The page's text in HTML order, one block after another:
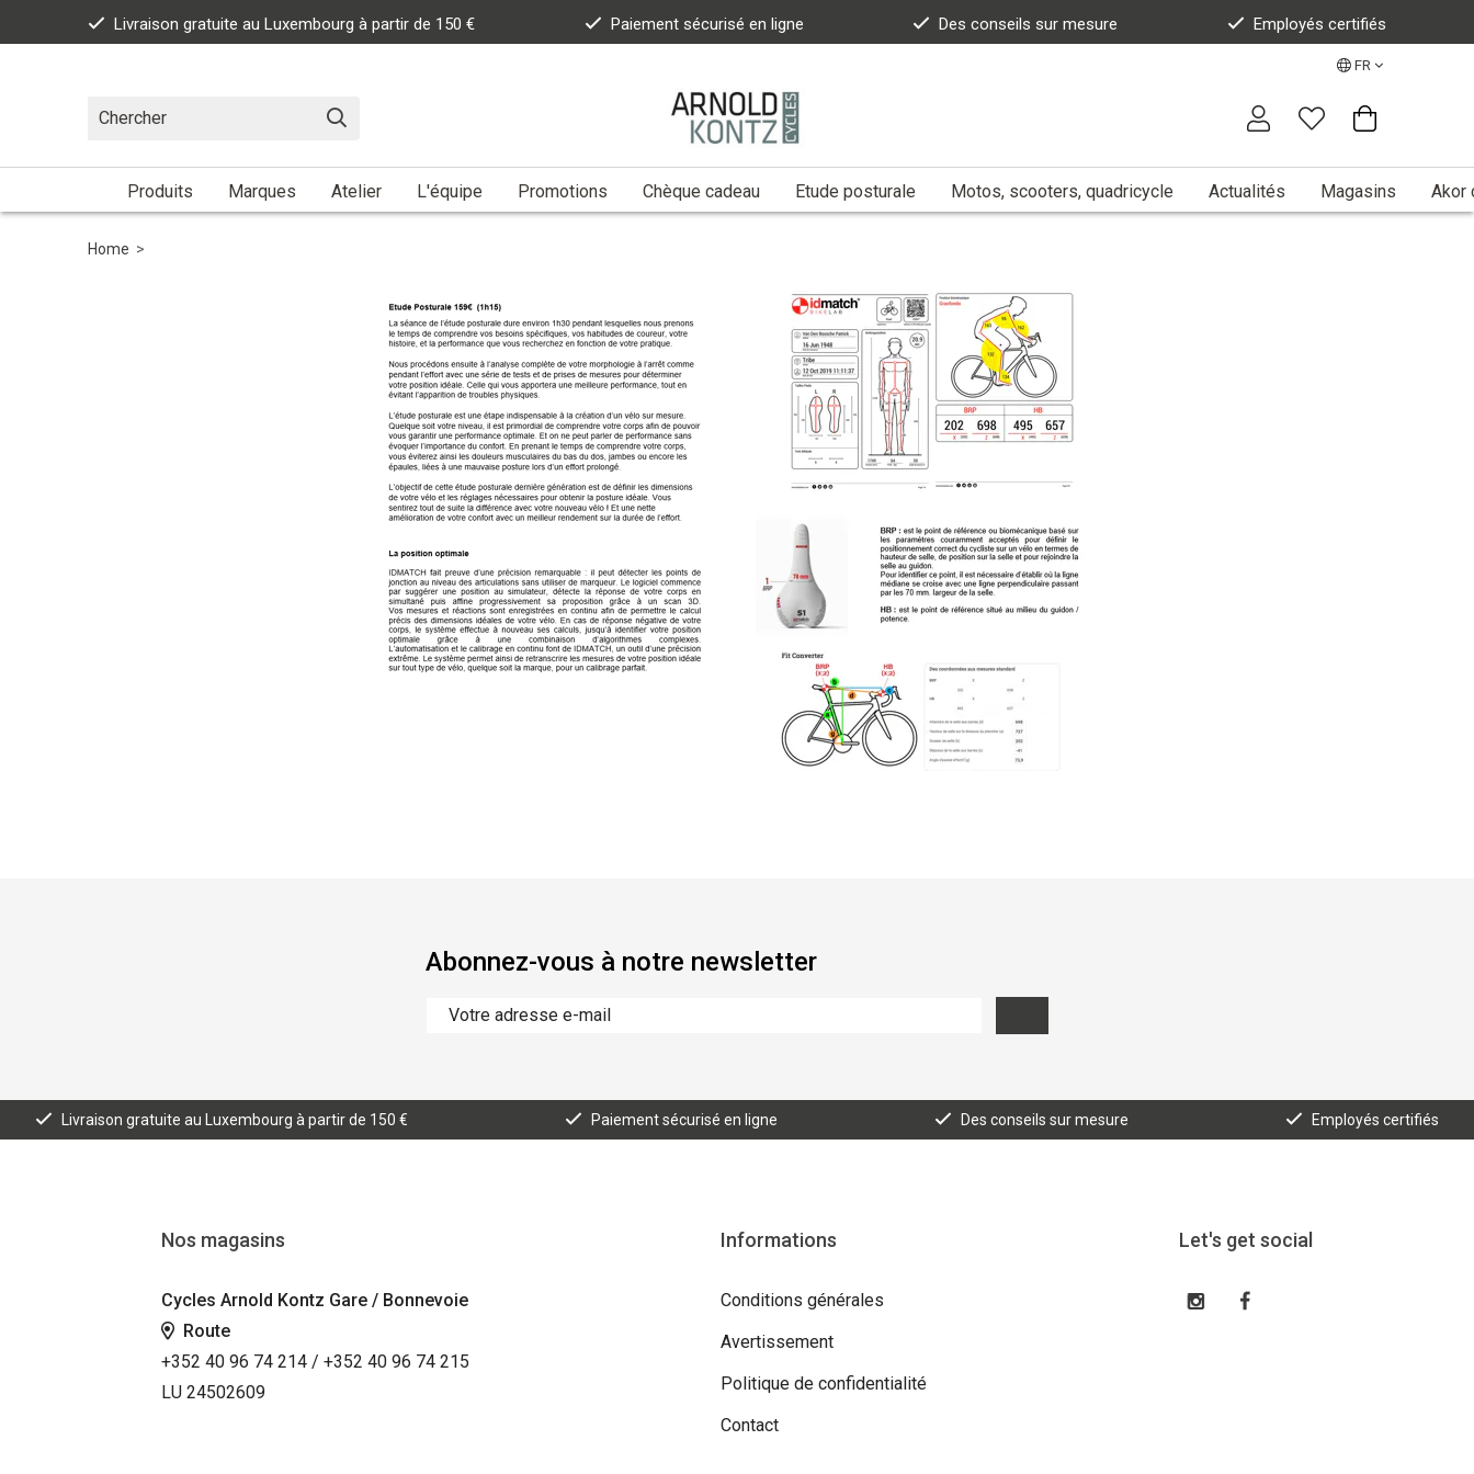
Livraison gratuite au Luxembourg à partir de 150 € Paiement sécurisé en ligne Des conseils sur mesure Employés certifiés
FR
Produits Marques Atelier L'équipe Promotions Chèque cadeau Etude posturale Motos, scooters, quadricycle Actualités Magasins Akor
Home >
Abonnez-vous à notre newsletter
Livraison gratuite au Luxembourg à partir de 150 € Paiement sécurisé en ligne Des conseils sur mesure Employés certifiés
Nos magasins
Cycles Arnold Kontz Gare / Bonnevoie
Route
+352 40 96 74 214 / +352 40 96 74 215
LU 24502609
Informations
Conditions générales
Avertissement
Politique de confidentialité
Contact
Let's get social